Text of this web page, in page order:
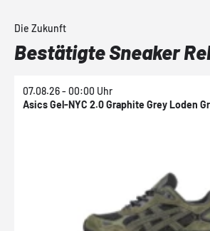
Die Zukunft
Bestätigte Sneaker
07.08.26 - 00:00 Uhr
Asics Gel-NYC 2.0 Graphite Grey Loden